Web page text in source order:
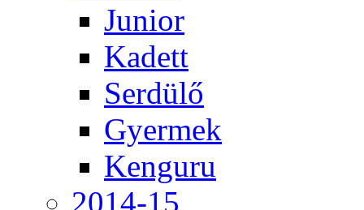
Junior
Kadett
Serdülő
Gyermek
Kenguru
2014-15